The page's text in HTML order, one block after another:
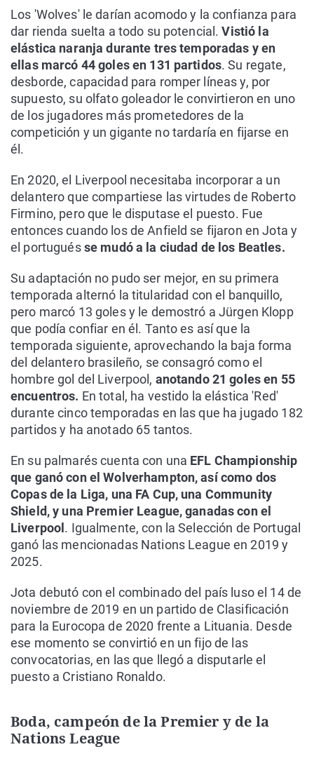
Los 'Wolves' le darían acomodo y la confianza para
dar rienda suelta a todo su potencial.Vistió la
elástica naranja durante tres temporadas y en
ellas marcó 44 goles en 131 partidos. Su regate,
desborde, capacidad para romper líneas y, por
supuesto, su olfato goleador le convirtieron en uno
de los jugadores más prometedores de la
competición y un gigante no tardaría en fijarse en
él.
En 2020, el Liverpool necesitaba incorporar a un
delantero que compartiese las virtudes de Roberto
Firmino, pero que le disputase el puesto. Fue
entonces cuando los de Anfield se fijaron en Jota y
el portuguésse mudó a la ciudad de los Beatles.
Su adaptación no pudo ser mejor, en su primera
temporada alternó la titularidad con el banquillo,
pero marcó 13 goles y le demostró a Jürgen Klopp
que podía confiar en él. Tanto es así que la
temporada siguiente, aprovechando la baja forma
del delantero brasileño, se consagró como el
hombre gol del Liverpool, anotando 21 goles en 55
encuentros. En total, ha vestido la elástica 'Red'
durante cinco temporadas en las que ha jugado 182
partidos y ha anotado 65 tantos.
En su palmarés cuenta con una EFL Championship
que ganó con el Wolverhampton, así como dos
Copas de la Liga, una FA Cup, una Community
Shield, y una Premier League, ganadas con el
Liverpool . Igualmente, con la Selección de Portugal
ganó las mencionadas Nations League en 2019 y
2025.
Jota debutó con el combinado del país luso el 14 de
noviembre de 2019 en un partido de Clasificación
para la Eurocopa de 2020 frente a Lituania. Desde
ese momento se convirtió en un fijo de las
convocatorias, en las que llegó a disputarle el
puesto a Cristiano Ronaldo.
Boda, campeón de la Premier y de la
Nations League